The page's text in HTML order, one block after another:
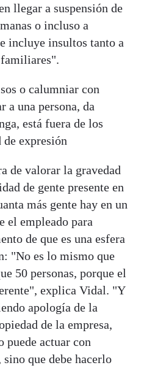
llegar a suspensión de
o incluso a
incluye insultos tanto a
familiares".
o calumniar con
a una persona, da
está fuera de los
expresión
de valorar la gravedad
de gente presente en
más gente hay en un
el empleado para
de que es una esfera
"No es lo mismo que
50 personas, porque el
explica Vidal. "Y
apología de la
de la empresa,
puede actuar con
que debe hacerlo